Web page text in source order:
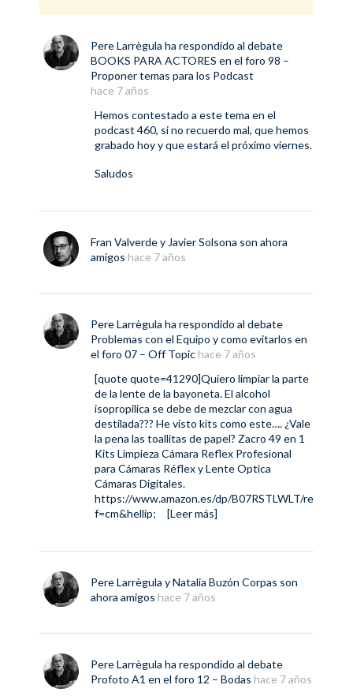
Pere Larrègula ha respondido al debate
BOOKS PARA ACTORES en el foro 98 –
Proponer temas para los Podcast
hace 7 años
Hemos contestado a este tema en el
podcast 460, si no recuerdo mal, que hemos
grabado hoy y que estará el próximo viernes.
Saludos
Fran ValverdeyJavier Solsona son ahora
amigos hace 7 años
Pere Larrègula ha respondido al debate
Problemas con el Equipo y como evitarlos en
el foro 07 – Off Topic hace 7 años
[quote quote=41290]Quiero limpiar la parte
de la lente de la bayoneta. El alcohol
isopropilica se debe de mezclar con agua
destilada??? He visto kits como este…. ¿Vale
la pena las toallitas de papel? Zacro 49 en 1
Kits Limpieza Cámara Reflex Profesional
para Cámaras Réflex y Lente Optica
Cámaras Digitales.
https://www.amazon.es/dp/B07RSTLWLT/re
f=cm&hellip; [Leer más]
Pere Larrègula yNatalia Buzón Corpas son
ahora amigos hace 7 años
Pere Larrègula ha respondido al debate
Profoto A1 en el foro 12 – Bodas hace 7 años